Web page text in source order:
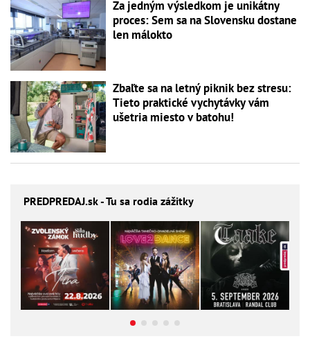
Za jedným výsledkom je unikátny
proces: Sem sa na Slovensku dostane
len málokto
Zbaľte sa na letný piknik bez stresu:
Tieto praktické vychytávky vám
ušetria miesto v batohu!
PREDPREDAJ.sk - Tu sa rodia zážitky